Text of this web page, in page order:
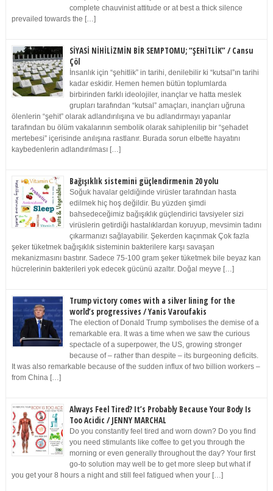
complete chauvinist attitude or at best a thick silence
prevailed towards the […]
SİYASİ NİHİLİZMİN BİR SEMPTOMU; “ŞEHİTLİK” / Cansu
Çöl
İnsanlık için “şehitlik” in tarihi, denilebilir ki “kutsal”ın tarihi
kadar eskidir. Hemen hemen bütün toplumlarda
birbirinden farklı ideolojiler, inançlar ve hatta meslek
grupları tarafından “kutsal” amaçları, inançları uğruna
ölenlerin “şehit” olarak adlandırılışına ve bu adlandırmayı yapanlar
tarafından bu ölüm vakalarının sembolik olarak sahiplenilip bir “şehadet
mertebesi” içerisinde anılışına rastlanır. Burada sorun elbette hayatını
kaybedenlerin adlandırılması […]
Bağışıklık sistemini güçlendirmenin 20 yolu
Soğuk havalar geldiğinde virüsler tarafından hasta
edilmek hiç hoş değildir. Bu yüzden şimdi
bahsedeceğimiz bağışıklık güçlendirici tavsiyeler sizi
virüslerin getirdiği hastalıklardan koruyup, mevsimin tadını
çıkarmanızı sağlayabilir. Şekerden kaçınmak Çok fazla
şeker tüketmek bağışıklık sisteminin bakterilere karşı savaşan
mekanizmasını bastırır. Sadece 75-100 gram şeker tüketmek bile beyaz kan
hücrelerinin bakterileri yok edecek gücünü azaltır. Doğal meyve […]
Trump victory comes with a silver lining for the
world’s progressives / Yanis Varoufakis
The election of Donald Trump symbolises the demise of a
remarkable era. It was a time when we saw the curious
spectacle of a superpower, the US, growing stronger
because of – rather than despite – its burgeoning deficits.
It was also remarkable because of the sudden influx of two billion workers –
from China […]
Always Feel Tired? It’s Probably Because Your Body Is
Too Acidic / JENNY MARCHAL
Do you constantly feel tired and worn down? Do you find
you need stimulants like coffee to get you through the
morning or even generally throughout the day? Your first
go-to solution may well be to get more sleep but what if
you get your 8 hours a night and still feel fatigued when your […]